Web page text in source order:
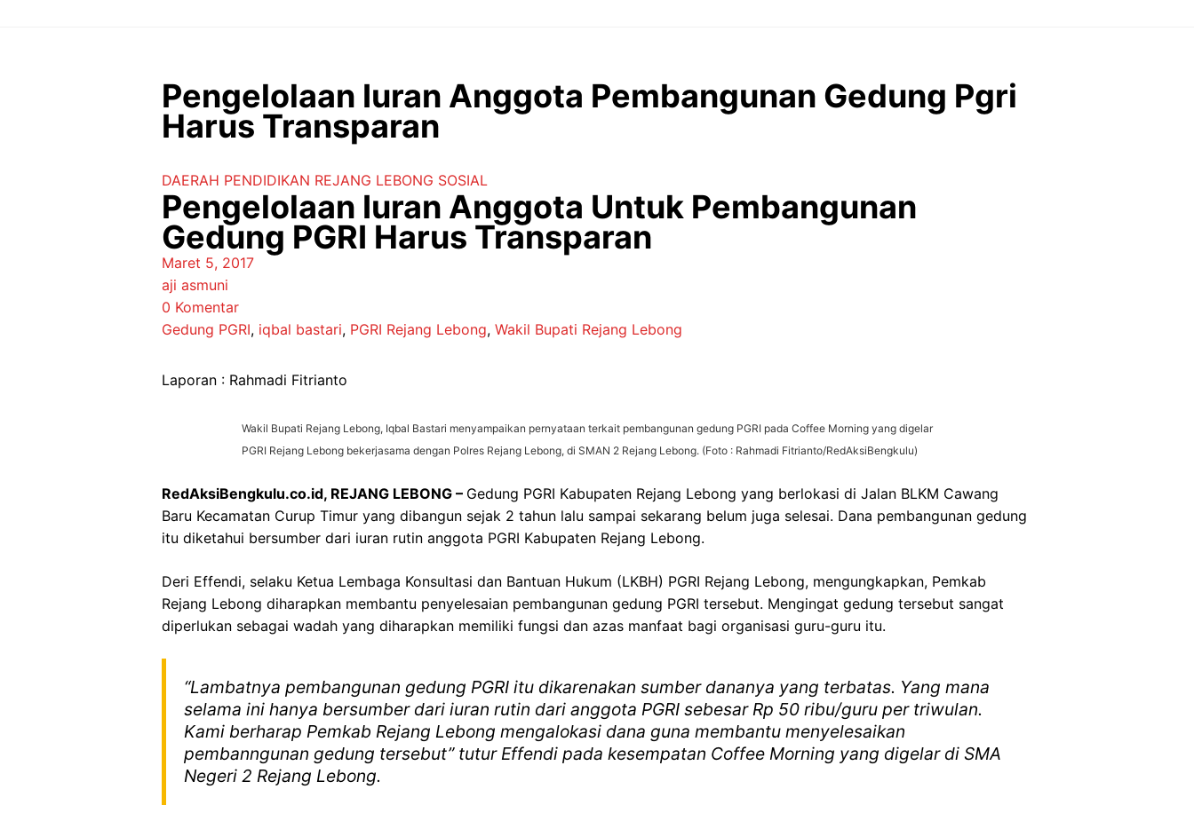
Pengelolaan Iuran Anggota Pembangunan Gedung Pgri
Harus Transparan
DAERAH PENDIDIKAN REJANG LEBONG SOSIAL
Pengelolaan Iuran Anggota Untuk Pembangunan
Gedung PGRI Harus Transparan
Maret 5, 2017
aji asmuni
0 Komentar
Gedung PGRI, iqbal bastari, PGRI Rejang Lebong, Wakil Bupati Rejang Lebong
Laporan : Rahmadi Fitrianto
Wakil Bupati Rejang Lebong, Iqbal Bastari menyampaikan pernyataan terkait pembangunan gedung PGRI pada Coffee Morning yang digelar
PGRI Rejang Lebong bekerjasama dengan Polres Rejang Lebong, di SMAN 2 Rejang Lebong. (Foto : Rahmadi Fitrianto/RedAksiBengkulu)
RedAksiBengkulu.co.id, REJANG LEBONG – Gedung PGRI Kabupaten Rejang Lebong yang berlokasi di Jalan BLKM Cawang
Baru Kecamatan Curup Timur yang dibangun sejak 2 tahun lalu sampai sekarang belum juga selesai. Dana pembangunan gedung
itu diketahui bersumber dari iuran rutin anggota PGRI Kabupaten Rejang Lebong.
Deri Effendi, selaku Ketua Lembaga Konsultasi dan Bantuan Hukum (LKBH) PGRI Rejang Lebong, mengungkapkan, Pemkab
Rejang Lebong diharapkan membantu penyelesaian pembangunan gedung PGRI tersebut. Mengingat gedung tersebut sangat
diperlukan sebagai wadah yang diharapkan memiliki fungsi dan azas manfaat bagi organisasi guru-guru itu.
“Lambatnya pembangunan gedung PGRI itu dikarenakan sumber dananya yang terbatas. Yang mana
selama ini hanya bersumber dari iuran rutin dari anggota PGRI sebesar Rp 50 ribu/guru per triwulan.
Kami berharap Pemkab Rejang Lebong mengalokasi dana guna membantu menyelesaikan
pembanngunan gedung tersebut” tutur Effendi pada kesempatan Coffee Morning yang digelar di SMA
Negeri 2 Rejang Lebong.